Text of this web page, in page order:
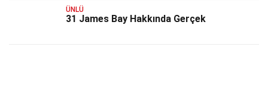
ÜNLÜ
31 James Bay Hakkında Gerçek